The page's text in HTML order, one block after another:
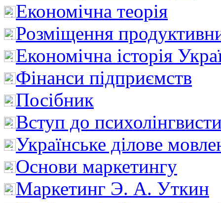
Економічна теорія
Розміщення
Економічна історія
Фінанси підприємств
Посібник
Вступ до
Українське ділове
Основи маркетингу
Маркетинг Э. А. Уткин